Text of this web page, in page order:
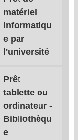
matériel
informatiqu
e par
l'université
Prêt
tablette ou
ordinateur -
Bibliothèqu
e